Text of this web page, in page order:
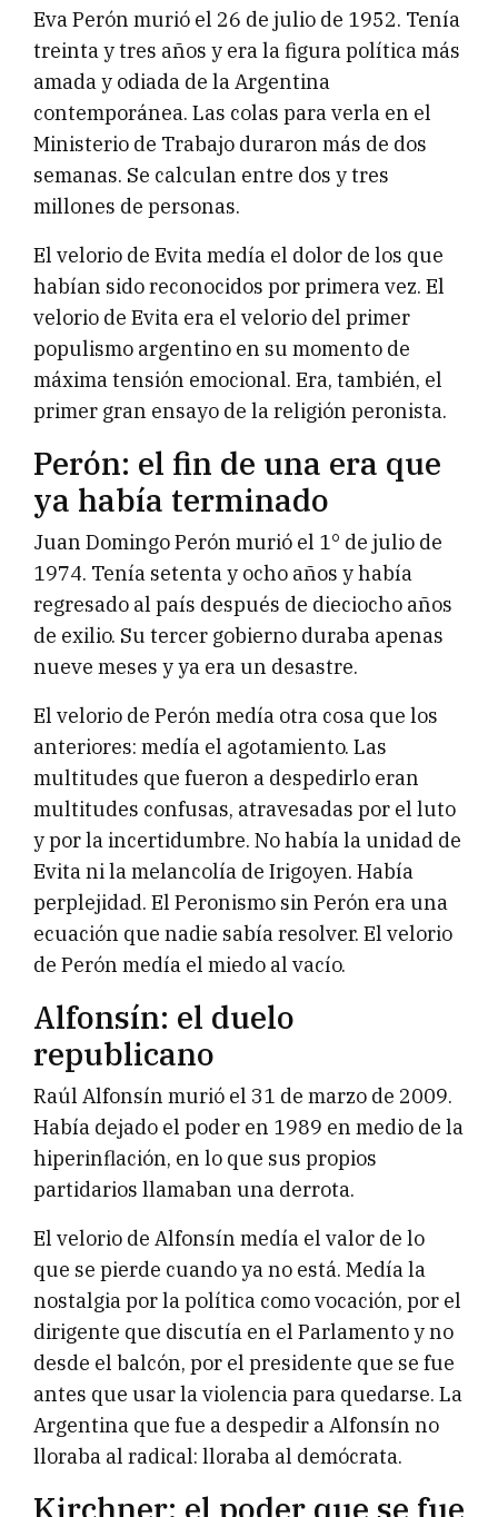
Eva Perón murió el 26 de julio de 1952. Tenía
treinta y tres años y era la figura política más
amada y odiada de la Argentina
contemporánea. Las colas para verla en el
Ministerio de Trabajo duraron más de dos
semanas. Se calculan entre dos y tres
millones de personas.
El velorio de Evita medía el dolor de los que
habían sido reconocidos por primera vez. El
velorio de Evita era el velorio del primer
populismo argentino en su momento de
máxima tensión emocional. Era, también, el
primer gran ensayo de la religión peronista.
Perón: el fin de una era que
ya había terminado
Juan Domingo Perón murió el 1° de julio de
1974. Tenía setenta y ocho años y había
regresado al país después de dieciocho años
de exilio. Su tercer gobierno duraba apenas
nueve meses y ya era un desastre.
El velorio de Perón medía otra cosa que los
anteriores: medía el agotamiento. Las
multitudes que fueron a despedirlo eran
multitudes confusas, atravesadas por el luto
y por la incertidumbre. No había la unidad de
Evita ni la melancolía de Irigoyen. Había
perplejidad. El Peronismo sin Perón era una
ecuación que nadie sabía resolver. El velorio
de Perón medía el miedo al vacío.
Alfonsín: el duelo
republicano
Raúl Alfonsín murió el 31 de marzo de 2009.
Había dejado el poder en 1989 en medio de la
hiperinflación, en lo que sus propios
partidarios llamaban una derrota.
El velorio de Alfonsín medía el valor de lo
que se pierde cuando ya no está. Medía la
nostalgia por la política como vocación, por el
dirigente que discutía en el Parlamento y no
desde el balcón, por el presidente que se fue
antes que usar la violencia para quedarse. La
Argentina que fue a despedir a Alfonsín no
lloraba al radical: lloraba al demócrata.